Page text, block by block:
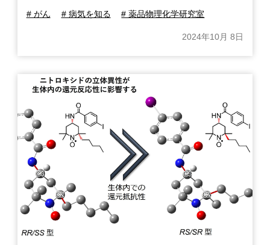
# がん # 病気を知る # 薬品物理化学研究室
2024年10月 8日